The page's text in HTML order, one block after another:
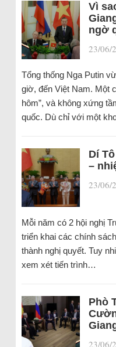
Vì
ngờ
23/06/
Tổng thống Nga Putin
giờ, đến Việt Nam. Một
hôm”, và không xứng
quốc. Dù chỉ với một
Dí
–
23/06/
Mỗi năm có 2 hội nghị
triển khai các chính
thành nghị quyết. Tuy
xem xét tiến trình…
Phò
23/06/